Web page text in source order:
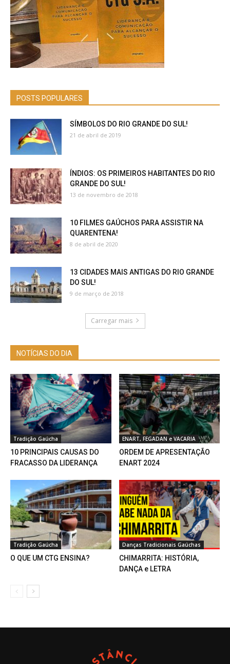
POSTS POPULARES
SÍMBOLOS DO RIO GRANDE DO SUL!
21 de abril de 2019
ÍNDIOS: OS PRIMEIROS HABITANTES DO RIO
GRANDE DO SUL!
13 de novembro de 2018
10 FILMES GAÚCHOS PARA ASSISTIR NA
QUARENTENA!
8 de abril de 2020
13 CIDADES MAIS ANTIGAS DO RIO GRANDE
DO SUL!
9 de março de 2018
Carregar mais
NOTÍCIAS DO DIA
Tradição Gaúcha
10 PRINCIPAIS CAUSAS DO
FRACASSO DA LIDERANÇA
ENART, FEGADAN e VACARIA
ORDEM DE APRESENTAÇÃO
ENART 2024
Tradição Gaúcha
O QUE UM CTG ENSINA?
Danças Tradicionais Gaúchas
CHIMARRITA: HISTÓRIA,
DANÇA e LETRA